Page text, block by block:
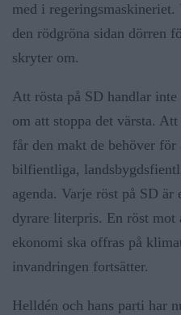
med i
den rödgröna sidan dörren
skryter om.
Att rösta på SD handlar
om att stoppa det värsta.
får den makt de behöver för
bilfientliga,
agenda. Varje röst på SD
dyrare literpris. En röst mot
ekonomi ska offras på
invandringen fortsätter.
Helldén och hans parti har